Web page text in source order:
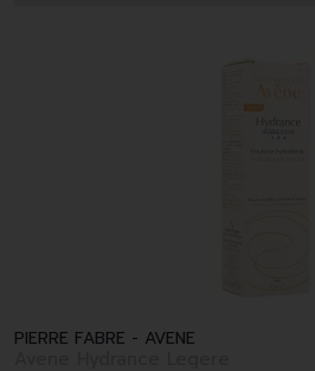
PIERRE FABRE - AVENE